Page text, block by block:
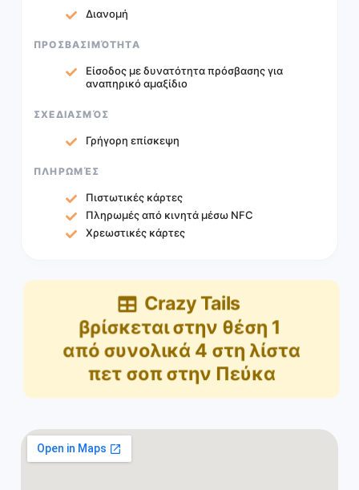
Διανομή
ΠΡΟΣΒΑΣΙΜΌΤΗΤΑ
Είσοδος με δυνατότητα πρόσβασης για
αναπηρικό αμαξίδιο
ΣΧΕΔΙΑΣΜΌΣ
Γρήγορη επίσκεψη
ΠΛΗΡΩΜΈΣ
Πιστωτικές κάρτες
Πληρωμές από κινητά μέσω NFC
Χρεωστικές κάρτες
Crazy Tails
βρίσκεται στην θέση 1
από συνολικά 4 στη λίστα
πετ σοπ στην Πεύκα